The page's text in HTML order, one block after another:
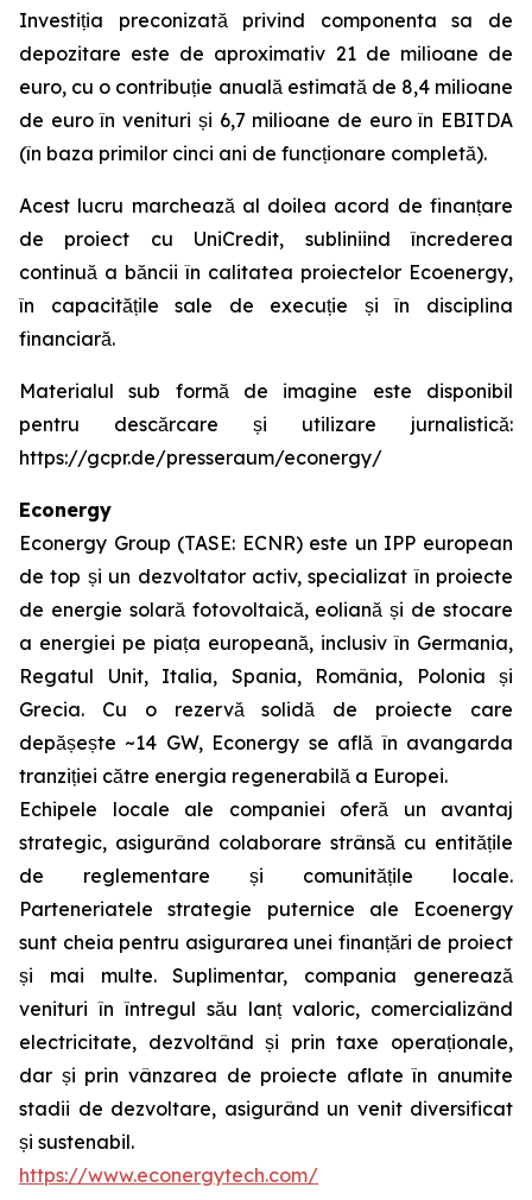
Investiția preconizată privind componenta sa de
depozitare este de aproximativ 21 de milioane de
euro, cu o contribuție anuală estimată de 8,4 milioane
de euro în venituri și 6,7 milioane de euro în EBITDA
(în baza primilor cinci ani de funcționare completă).
Acest lucru marchează al doilea acord de finanțare
de proiect cu UniCredit, subliniind încrederea
continuă a băncii în calitatea proiectelor Ecoenergy,
în capacitățile sale de execuție și în disciplina
financiară.
Materialul sub formă de imagine este disponibil
pentru descărcare și utilizare jurnalistică:
https://gcpr.de/presseraum/econergy/
Econergy
Econergy Group (TASE: ECNR) este un IPP european
de top și un dezvoltator activ, specializat în proiecte
de energie solară fotovoltaică, eoliană și de stocare
a energiei pe piața europeană, inclusiv în Germania,
Regatul Unit, Italia, Spania, România, Polonia și
Grecia. Cu o rezervă solidă de proiecte care
depășește ~14 GW, Econergy se află în avangarda
tranziției către energia regenerabilă a Europei.
Echipele locale ale companiei oferă un avantaj
strategic, asigurând colaborare strânsă cu entitățile
de reglementare și comunitățile locale.
Parteneriatele strategie puternice ale Ecoenergy
sunt cheia pentru asigurarea unei finanțări de proiect
și mai multe. Suplimentar, compania generează
venituri în întregul său lanț valoric, comercializând
electricitate, dezvoltând și prin taxe operaționale,
dar și prin vânzarea de proiecte aflate în anumite
stadii de dezvoltare, asigurând un venit diversificat
și sustenabil.
https://www.econergytech.com/